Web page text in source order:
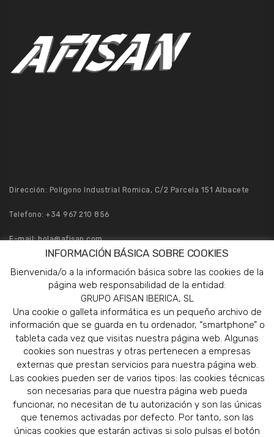
Dirección: Polígono Industrial Romica, C/2 Parcela 151 Albacete
Telefono: +34 967 210 856
E-mail:hola@afisan.com
INFORMACIÓN BÁSICA SOBRE COOKIES
Bienvenida/o a la información básica sobre las cookies de la
página web responsabilidad de la entidad:
GRUPO AFISAN IBERICA, SL
Una cookie o galleta informática es un pequeño archivo de
información que se guarda en tu ordenador, “smartphone” o
tableta cada vez que visitas nuestra página web. Algunas
cookies son nuestras y otras pertenecen a empresas
externas que prestan servicios para nuestra página web.
Las cookies pueden ser de varios tipos: las cookies técnicas
son necesarias para que nuestra página web pueda
funcionar, no necesitan de tu autorización y son las únicas
que tenemos activadas por defecto. Por tanto, son las
únicas cookies que estarán activas si solo pulsas el botón